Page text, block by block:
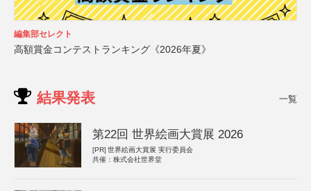
編集部セレクト
高額賞金コンテストランキング《2026年夏》
結果発表 一覧
第22回 世界絵画大賞展 2026
[PR] 世界絵画大賞展 実行委員会
共催：株式会社世界堂